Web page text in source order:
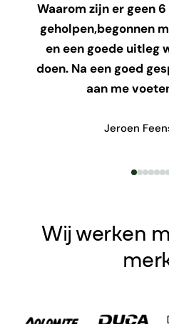
Waarom zijn er geen
geholpen,begonnen
en een goede uitleg
doen. Na een goed
aan me
Jeroen
Wij werken